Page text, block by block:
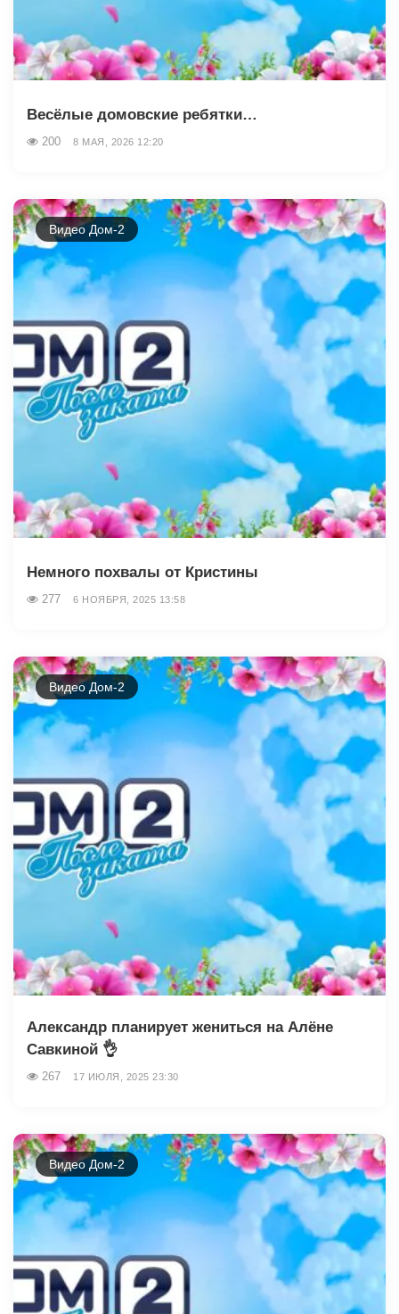
Весёлые домовские ребятки…
200 8 МАЯ, 2026 12:20
Видео Дом-2
Немного похвалы от Кристины
277 6 НОЯБРЯ, 2025 13:58
Видео Дом-2
Александр планирует жениться на Алёне
Савкиной 👌
267 17 ИЮЛЯ, 2025 23:30
Видео Дом-2